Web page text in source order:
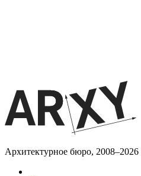
Архитектурное бюро, 2008–2026